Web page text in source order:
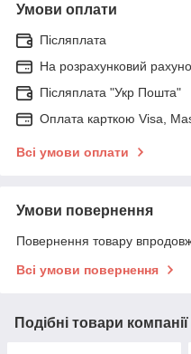
Умови оплати
Післяплата
На розрахунковий
Післяплата "Укр Пошта"
Оплата карткою Visa,
Всі умови оплати
Умови повернення
Повернення товару
Всі умови повернення
Подібні товари компанії